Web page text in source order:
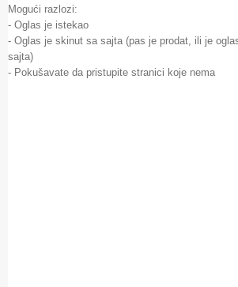
Mogući razlozi:
- Oglas je istekao
- Oglas je skinut sa sajta (pas je prodat, ili je
sajta)
- Pokušavate da pristupite stranici koje nema